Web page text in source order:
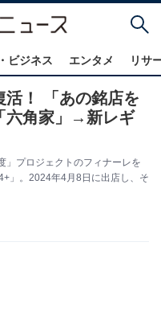
ビジネス エンタメ リサ
活！ 「あの銘店を
六角家」→新レギ
」プロジェクトのフィナーレを
」。2024年4月8日に出店し、そ